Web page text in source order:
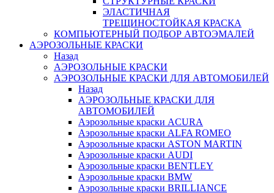
ЭЛАСТИЧНАЯ
ТРЕЩИНОСТОЙКАЯ КРАСКА
КОМПЬЮТЕРНЫЙ ПОДБОР АВТОЭМАЛЕЙ
AЭРОЗОЛЬНЫЕ КРАСКИ
Назад
AЭРОЗОЛЬНЫЕ КРАСКИ
АЭРОЗОЛЬНЫЕ КРАСКИ ДЛЯ АВТОМОБИЛЕЙ
Назад
АЭРОЗОЛЬНЫЕ КРАСКИ ДЛЯ
АВТОМОБИЛЕЙ
Аэрозольные краски ACURA
Аэрозольные краски ALFA ROMEO
Аэрозольные краски ASTON MARTIN
Аэрозольные краски AUDI
Аэрозольные краски BENTLEY
Аэрозольные краски BMW
Аэрозольные краски BRILLIANCE